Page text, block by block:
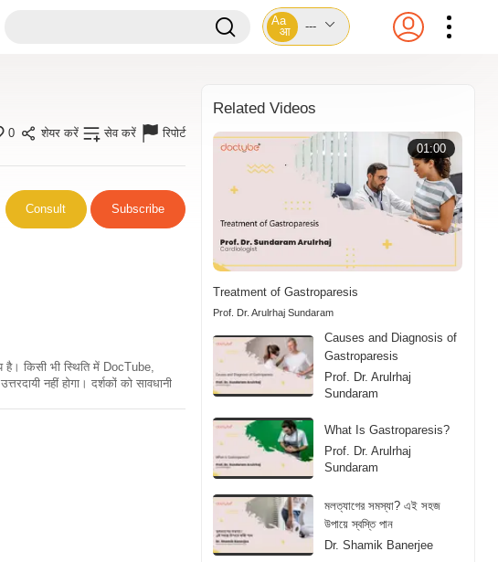
Aa
आ
---
0 शेयर करें सेव करें रिपोर्ट
Consult Subscribe
है। किसी भी स्थिति में DocTube,
नहीं होगा। दर्शकों को सावधानी
Related Videos
01:00
Treatment of Gastroparesis
Prof. Dr. Arulrhaj Sundaram
Causes and Diagnosis of
Gastroparesis
Prof. Dr. Arulrhaj
Sundaram
What Is Gastroparesis?
Prof. Dr. Arulrhaj
Sundaram
মলত্যাগের সমস্যা? এই সহজ
উপায়ে স্বস্তি পান
Dr. Shamik Banerjee